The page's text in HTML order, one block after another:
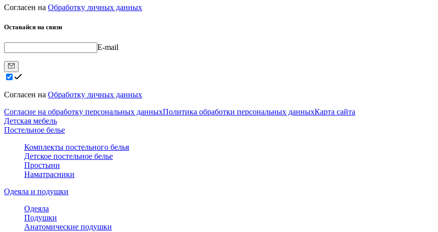
Согласен на Обработку личных данных
Оставайся на связи
E-mail
Согласен на Обработку личных данных
Согласие на обработку персональных данныхПолитика обработки персональных данныхКарта сайта
Детская мебель
Постельное белье
Комплекты постельного белья
Детское постельное белье
Простыни
Наматрасники
Одеяла и подушки
Одеяла
Подушки
Анатомические подушки